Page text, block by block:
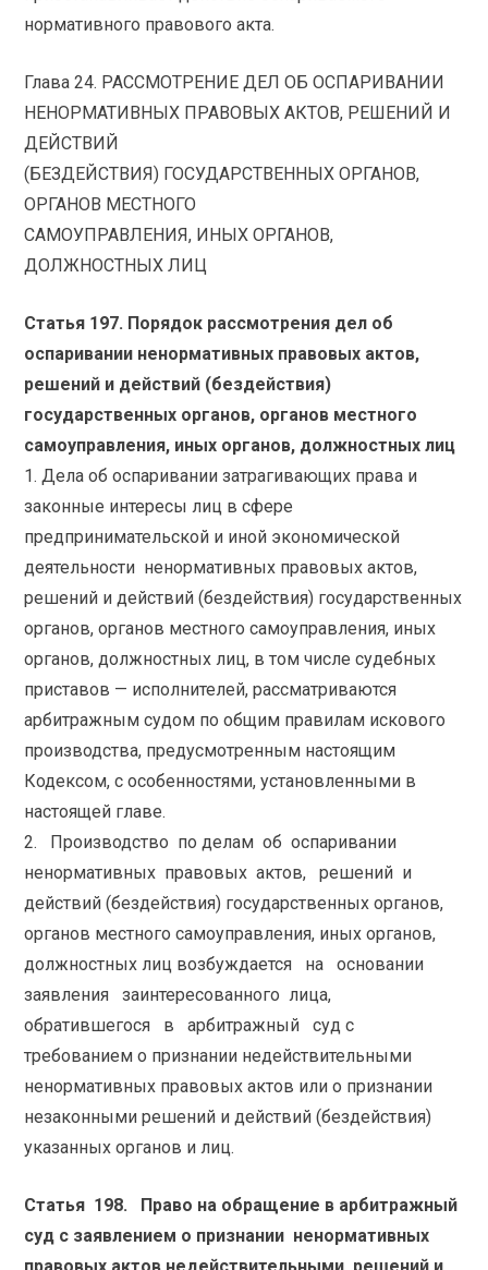
нормативного правового акта.
Глава 24. РАССМОТРЕНИЕ ДЕЛ ОБ ОСПАРИВАНИИ
НЕНОРМАТИВНЫХ ПРАВОВЫХ АКТОВ, РЕШЕНИЙ И
ДЕЙСТВИЙ
(БЕЗДЕЙСТВИЯ) ГОСУДАРСТВЕННЫХ ОРГАНОВ,
ОРГАНОВ МЕСТНОГО
САМОУПРАВЛЕНИЯ, ИНЫХ ОРГАНОВ,
ДОЛЖНОСТНЫХ ЛИЦ
Статья 197. Порядок рассмотрения дел об
оспаривании ненормативных правовых актов,
решений и действий (бездействия)
государственных органов, органов местного
самоуправления, иных органов, должностных лиц
1. Дела об оспаривании затрагивающих права и
законные интересы лиц в сфере
предпринимательской и иной экономической
деятельности ненормативных правовых актов,
решений и действий (бездействия) государственных
органов, органов местного самоуправления, иных
органов, должностных лиц, в том числе судебных
приставов — исполнителей, рассматриваются
арбитражным судом по общим правилам искового
производства, предусмотренным настоящим
Кодексом, с особенностями, установленными в
настоящей главе.
2. Производство по делам об оспаривании
ненормативных правовых актов, решений и
действий (бездействия) государственных органов,
органов местного самоуправления, иных органов,
должностных лиц возбуждается на основании
заявления заинтересованного лица,
обратившегося в арбитражный суд с
требованием о признании недействительными
ненормативных правовых актов или о признании
незаконными решений и действий (бездействия)
указанных органов и лиц.
Статья 198. Право на обращение в арбитражный
суд с заявлением о признании ненормативных